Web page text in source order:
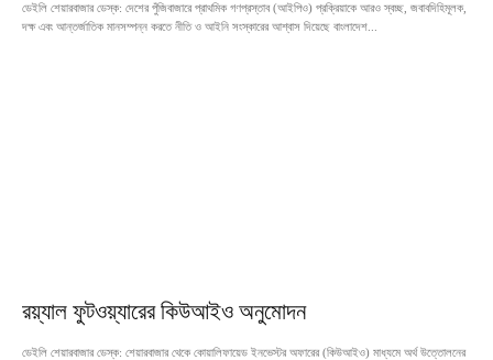
ডেইলি শেয়ারবাজার ডেস্ক: দেশের পুঁজিবাজারে প্রাথমিক গণপ্রস্তাব (আইপিও) প্রক্রিয়াকে আরও স্বচ্ছ, জবাবদিহিমূলক,
দক্ষ এবং আন্তর্জাতিক মানসম্পন্ন করতে নীতি ও আইনি সংস্কারের আশ্বাস দিয়েছে বাংলাদেশ...
রয়্যাল ফুটওয়্যারের কিউআইও অনুমোদন
ডেইলি শেয়ারবাজার ডেস্ক: শেয়ারবাজার থেকে কোয়ালিফায়েড ইনভেস্টর অফারের (কিউআইও) মাধ্যমে অর্থ উত্তোলনের